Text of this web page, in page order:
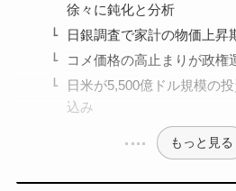
徐々に鈍化と分析
日銀調査で家計の物価上昇
コメ価格の高止まりが政権
日米が5,500億ドル規模の
込み
もっと見る